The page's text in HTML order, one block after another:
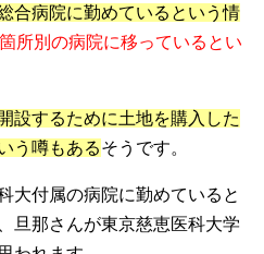
合病院に勤めているという情
所別の病院に移っているとい
設するために土地を購入した
う噂もあるそうです。
大付属の病院に勤めていると
旦那さんが東京慈恵医科大学